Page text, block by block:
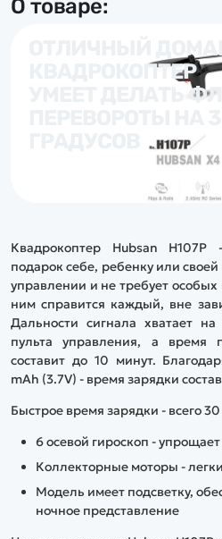
О товаре:
ОТЛИЧНЫЙ
КВАДРОКОПТЕР
УМЕЕТ ДЕЛАТЬ
Квадрокоптер Hubsan
подарок себе, ребенку или
управлении и не требует
ним справится каждый, вне
Дальности сигнала хватает
пульта управления, а время
составит до 10 минут.
mAh (3.7V) - время зарядки
Быстрое время зарядки - всего
6 осевой гироскоп -
Коллекторные моторы -
Модель имеет подсветку,
ночное представление